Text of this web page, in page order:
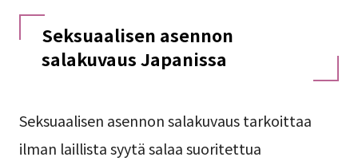
Seksuaalisen asennon
salakuvaus Japanissa
Seksuaalisen asennon salakuvaus tarkoittaa
ilman laillista syytä salaa suoritettua